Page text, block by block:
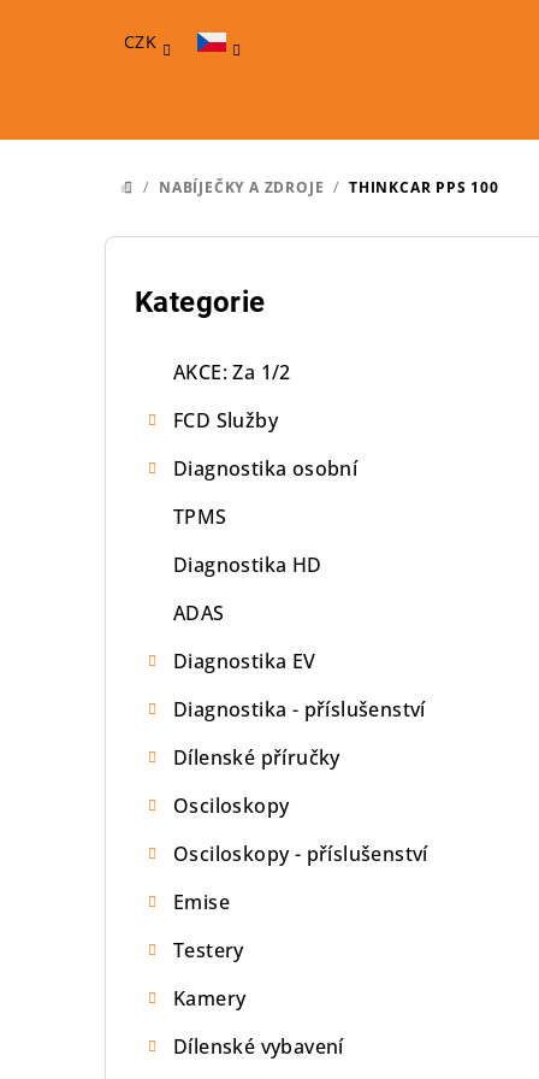
CZK
DOMŮ
/ NABÍJEČKY A ZDROJE / THINKCAR PPS 100
P
Přeskočit
Kategorie
AKCE: Za 1/2
FCD Služby
Diagnostika osobní
TPMS
Diagnostika HD
ADAS
Diagnostika EV
Diagnostika - příslušenství
Dílenské příručky
Osciloskopy
Osciloskopy - příslušenství
Emise
Testery
Kamery
Dílenské vybavení